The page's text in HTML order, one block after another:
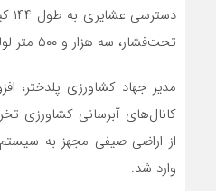
تحت‌فشار، سه هزار و ۵۰۰ متر لوله آبرسانی خسارت وارد کرد.
مدیر جهاد کشاورزی پلدختر،
از اراضی صیفی مجهز به
وارد شد.